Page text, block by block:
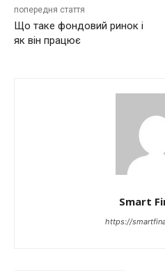
попередня стаття
Що таке фондовий ринок і
як він працює
Smart
https://